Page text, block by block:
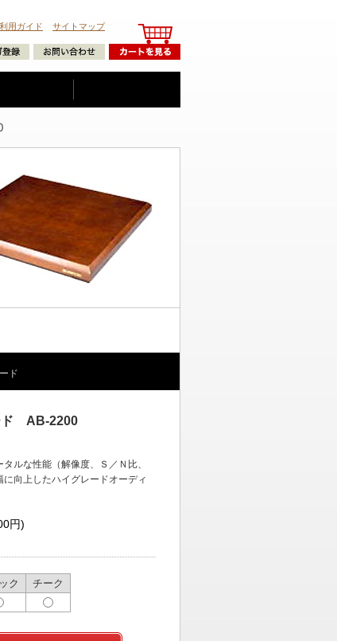
用ガイド サイトマップ
ド
ド AB-2200
ルな性能（解像度、Ｓ／Ｎ比、
向上したハイグレードオーディ
円)
ク チーク